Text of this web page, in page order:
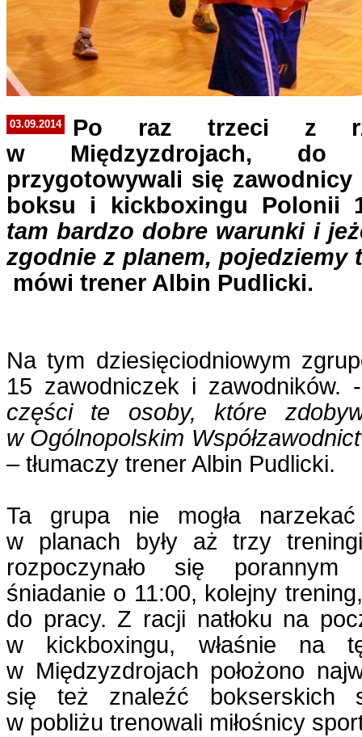
03.09.2014
Po raz trzeci z
w Międzyzdrojach, do
przygotowywali się
boksu i kickboxingu Polonii
tam bardzo dobre warunki i
zgodnie z planem, pojedziemy
mówi trener Albin Pudlicki.
Na tym dziesięciodniowym
15 zawodniczek i
części te osoby, które
w Ogólnopolskim
– tłumaczy trener Albin Pudlicki.
Ta grupa nie mogła
w planach były aż trzy
rozpoczynało się porannym
śniadanie o 11:00, kolejny
do pracy. Z racji natłoku na
w kickboxingu, właśnie na
w Międzyzdrojach położono
się też znaleźć bokserskich
w pobliżu trenowali miłośnicy